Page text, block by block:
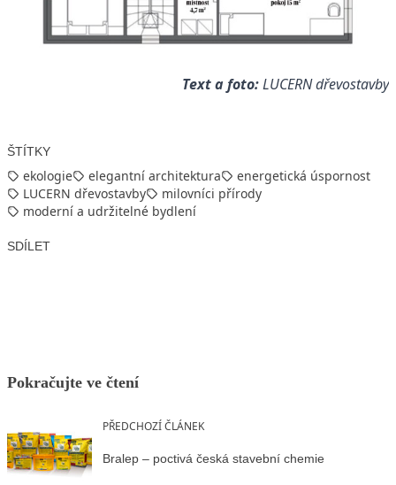
Text a foto:LUCERN dřevostavby
ŠTÍTKY
ekologie elegantní architektura
energetická úspornost
LUCERN dřevostavby
milovníci přírody
moderní a udržitelné bydlení
SDÍLET
Pokračujte ve čtení
PŘEDCHOZÍ ČLÁNEK
Bralep – poctivá česká stavební chemie